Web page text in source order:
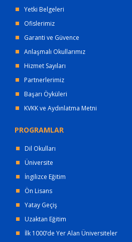
Yetki Belgeleri
Ofislerimiz
Garanti ve Güvence
Anlaşmalı Okullarımız
Hizmet Sayıları
Partnerlerimiz
Başarı Öyküleri
KVKK ve Aydınlatma Metni
PROGRAMLAR
Dil Okulları
Üniversite
İngilizce Eğitim
Ön Lisans
Yatay Geçiş
Uzaktan Eğitim
İlk 1000’de Yer Alan Üniversiteler